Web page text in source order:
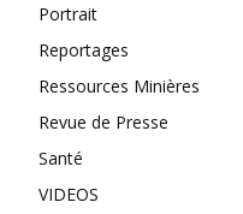
Portrait
Reportages
Ressources Minières
Revue de Presse
Santé
VIDEOS